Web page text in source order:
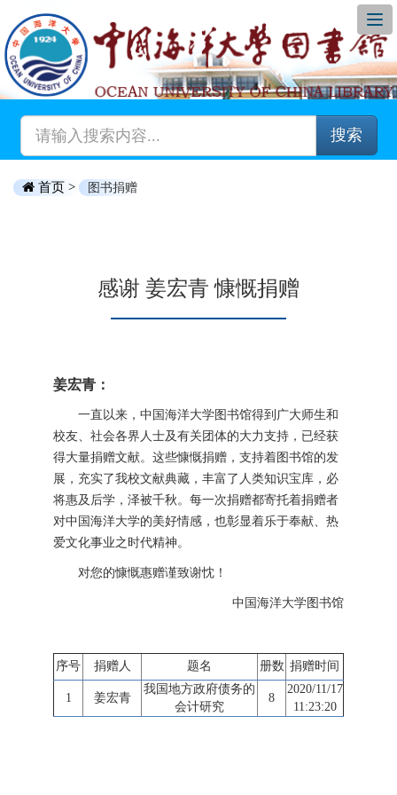
搜索
首页 > 图书捐赠
感谢 姜宏青 慷慨捐赠
姜宏青：
一直以来，中国海洋大学图书馆得到广大师生和
校友、社会各界人士及有关团体的大力支持，已经获
得大量捐赠文献。这些慷慨捐赠，支持着图书馆的发
展，充实了我校文献典藏，丰富了人类知识宝库，必
将惠及后学，泽被千秋。每一次捐赠都寄托着捐赠者
对中国海洋大学的美好情感，也彰显着乐于奉献、热
爱文化事业之时代精神。
对您的慷慨惠赠谨致谢忱！
中国海洋大学图书馆
序号 捐赠人 题名 册数 捐赠时间
1 姜宏青
我国地方政府债务的
会计研究
8
2020/11/17
11:23:20